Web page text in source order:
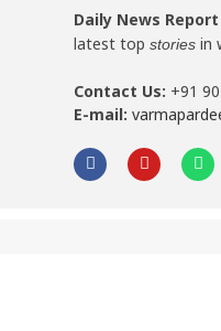
Daily News Report
latest top stories in
Contact Us: +91
E-mail: